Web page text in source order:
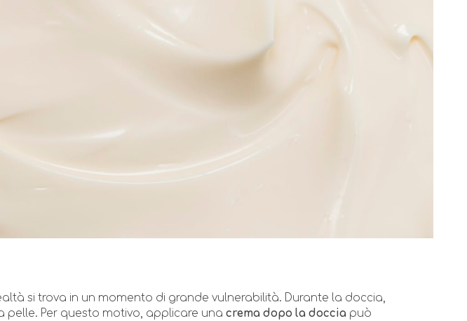
si trova in un momento di grande vulnerabilità. Durante la doccia,
pelle. Per questo motivo, applicare una crema dopo la doccia può